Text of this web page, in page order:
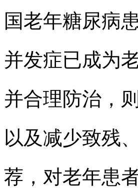
国老年糖尿病
并发症已成为
并合理防治，
以及减少致残
荐，对老年患